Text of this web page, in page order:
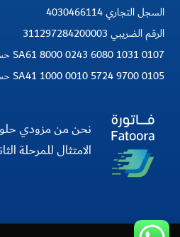
السجل التجاري 4030466114
الرقم الضريبي 311297284200003
SA61 8000 0243 6080 1031 0107 حساب الراجحي
SA41 1000 0010 5724 9700 0105 حساب الاهلي
نحن من مزودي حلول
الامتثال للمرحلة